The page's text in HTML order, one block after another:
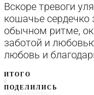
Вскоре тревоги
кошачье сердечко
обычном ритме,
заботой и
любовь и
ИТОГО
0
ПОДЕЛИЛИСЬ